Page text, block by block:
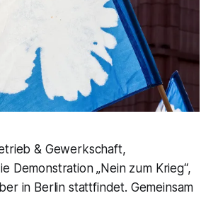
& Gewerkschaft,
Demonstration „Nein zum Krieg“,
in Berlin stattfindet. Gemeinsam